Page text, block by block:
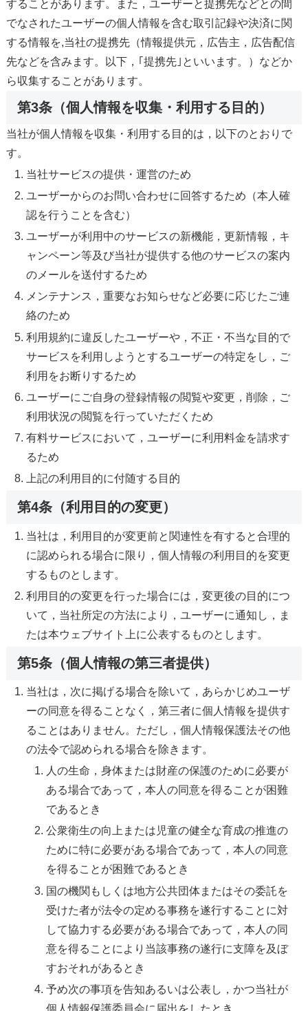
することがあります。また，ユーザーと提携先などとの間
でなされたユーザーの個人情報を含む取引記録や決済に関
する情報を,当社の提携先（情報提供元，広告主，広告配信
先などを含みます。以下，｢提携先｣といいます。）などか
ら収集することがあります。
第3条（個人情報を収集・利用する目的）
当社が個人情報を収集・利用する目的は，以下のとおりで
す。
当社サービスの提供・運営のため
ユーザーからのお問い合わせに回答するため（本人確
認を行うことを含む）
ユーザーが利用中のサービスの新機能，更新情報，キ
ャンペーン等及び当社が提供する他のサービスの案内
のメールを送付するため
メンテナンス，重要なお知らせなど必要に応じたご連
絡のため
利用規約に違反したユーザーや，不正・不当な目的で
サービスを利用しようとするユーザーの特定をし，ご
利用をお断りするため
ユーザーにご自身の登録情報の閲覧や変更，削除，ご
利用状況の閲覧を行っていただくため
有料サービスにおいて，ユーザーに利用料金を請求す
るため
上記の利用目的に付随する目的
第4条（利用目的の変更）
当社は，利用目的が変更前と関連性を有すると合理的
に認められる場合に限り，個人情報の利用目的を変更
するものとします。
利用目的の変更を行った場合には，変更後の目的につ
いて，当社所定の方法により，ユーザーに通知し，ま
たは本ウェブサイト上に公表するものとします。
第5条（個人情報の第三者提供）
当社は，次に掲げる場合を除いて，あらかじめユーザ
ーの同意を得ることなく，第三者に個人情報を提供す
ることはありません。ただし，個人情報保護法その他
の法令で認められる場合を除きます。
人の生命，身体または財産の保護のために必要が
ある場合であって，本人の同意を得ることが困難
であるとき
公衆衛生の向上または児童の健全な育成の推進の
ために特に必要がある場合であって，本人の同意
を得ることが困難であるとき
国の機関もしくは地方公共団体またはその委託を
受けた者が法令の定める事務を遂行することに対
して協力する必要がある場合であって，本人の同
意を得ることにより当該事務の遂行に支障を及ぼ
すおそれがあるとき
予め次の事項を告知あるいは公表し，かつ当社が
個人情報保護委員会に届出をしたとき